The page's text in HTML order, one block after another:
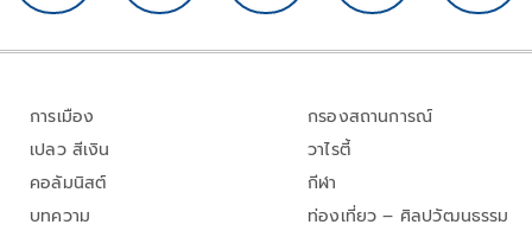
การเมือง
เปลว สีเงิน
คอลัมนิสต์
บทความ
กรองสถานการณ์
วาไรตี้
กีฬา
ท่องเที่ยว – ศิลปวัฒนธรรม